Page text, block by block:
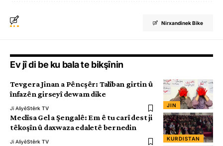
Nirxandinek Bike
Ev jî di be ku bala te bikşînin
JIN
Tevgera Jinan a Pêncşêr: Talîban girtin û
înfazên girseyî dewam dike
Ji AliyêStêrk TV
KURDISTAN
Meclîsa Gel a Şengalê: Em ê tu carî dest ji
têkoşîn û daxwaza edaletê bernedin
Ji AliyêStêrk TV